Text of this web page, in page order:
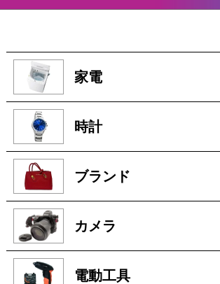
家電
時計
ブランド
カメラ
電動工具